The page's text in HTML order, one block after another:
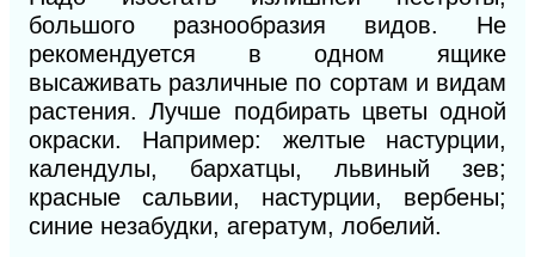
большого разнообразия видов. Не
рекомендуется в одном ящике
высаживать различные по сортам и видам
растения. Лучше подбирать цветы одной
окраски. Например: желтые настурции,
календулы, бархатцы, львиный зев;
красные сальвии, настурции, вербены;
синие незабудки, агератум, лобелий.